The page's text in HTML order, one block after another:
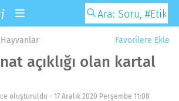
Favorilere Ekle
Hayvanlar
açıklığı olan kartal
oluşturuldu - 17 Aralık 2020 Perşembe 11:08